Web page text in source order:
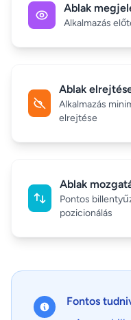
Ablak
Alkalmazás
Ablak
Alkalmazás
elrejtése
Ablak
Pontos
pozicionálás
Fontos